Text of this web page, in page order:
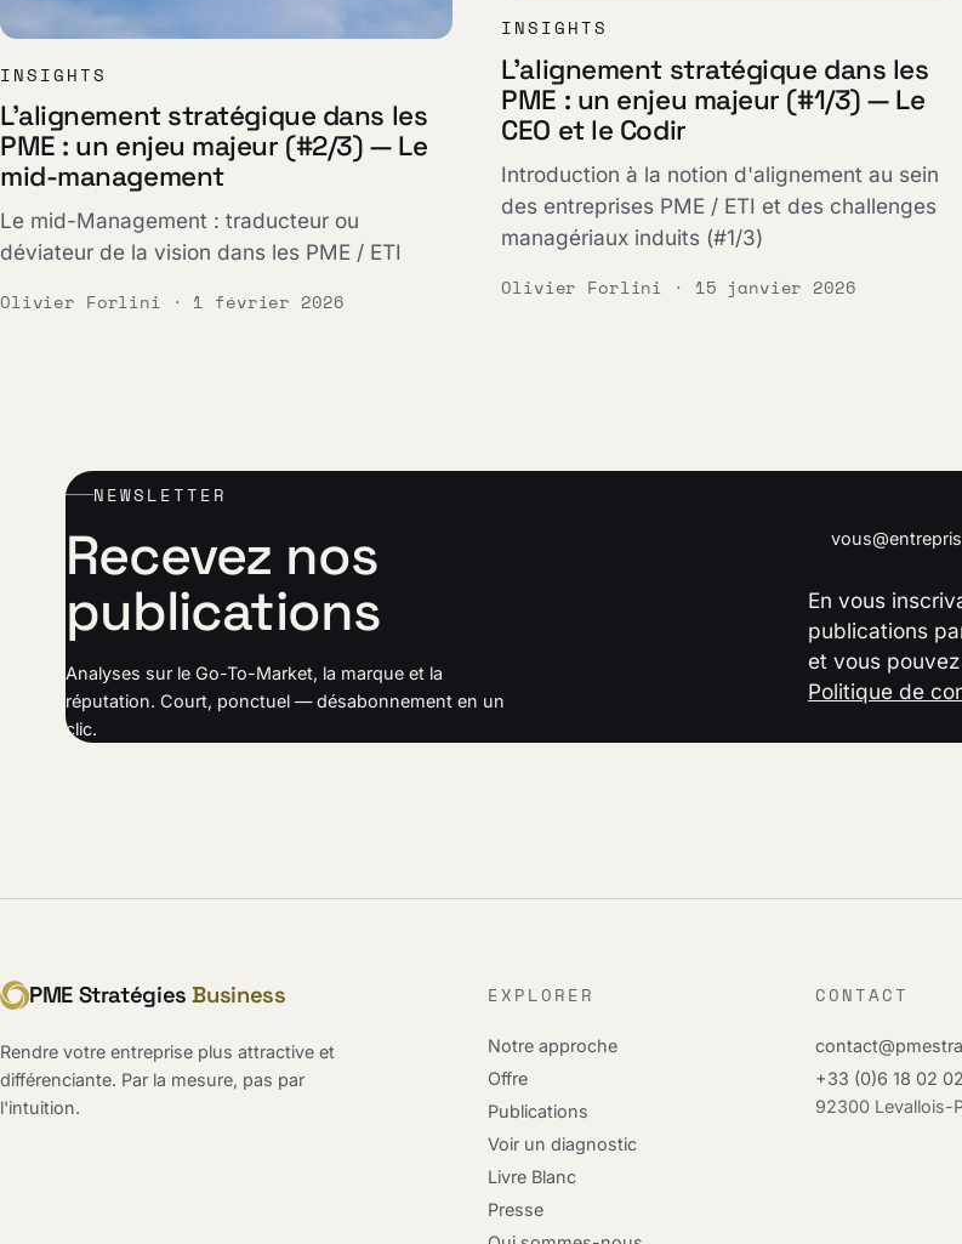
INSIGHTS
L'alignement stratégique dans les
PME : un enjeu majeur (#2/3) — Le
mid-management
Le mid-Management : traducteur ou
déviateur de la vision dans les PME / ETI
Olivier Forlini · 1 février 2026
INSIGHTS
L'alignement stratégique dans les
PME : un enjeu majeur (#1/3) — Le
CEO et le Codir
Introduction à la notion d'alignement au sein
des entreprises PME / ETI et des challenges
managériaux induits (#1/3)
Olivier Forlini · 15 janvier 2026
NEWSLETTER
Recevez nos
publications
Analyses sur le Go-To-Market, la marque et la
réputation. Court, ponctuel — désabonnement en un
clic.
En vous
publications
et vous
Politique de
PME StratégiesBusiness
Rendre votre entreprise plus attractive et
différenciante. Par la mesure, pas par
l'intuition.
EXPLORER
Notre approche
Offre
Publications
Voir un diagnostic
Livre Blanc
Presse
CONTACT
+33 (0)6 18 02
92300 Levallois-